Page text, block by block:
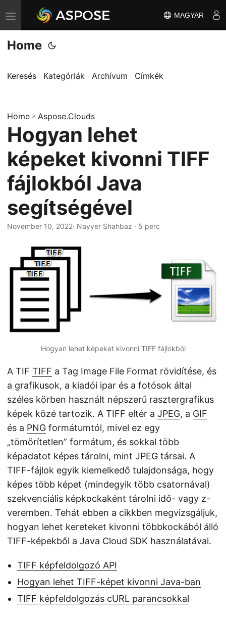
T
o
g
l
a
v
i
g
a
i
o
n
MAGYAR
Home
Keresés Kategóriák Archívum Címkék
Home » Aspose.Clouds
Hogyan lehet
képeket kivonni TIFF
fájlokból Java
segítségével
November 10, 2022· Nayyer Shahbaz · 5 perc
Hogyan lehet képeket kivonni TIFF fájlokból
A TIF TIFF a Tag Image File Format rövidítése, és
a grafikusok, a kiadói ipar és a fotósok által
széles körben használt népszerű rasztergrafikus
képek közé tartozik. A TIFF eltér a JPEG, a GIF
és a PNG formátumtól, mivel ez egy
„tömörítetlen” formátum, és sokkal több
képadatot képes tárolni, mint JPEG társai. A
TIFF-fájlok egyik kiemelkedő tulajdonsága, hogy
képes több képet (mindegyik több csatornával)
szekvenciális képkockaként tárolni idő- vagy z-
veremben. Tehát ebben a cikkben megvizsgáljuk,
hogyan lehet kereteket kivonni többkockából álló
TIFF-képekből a Java Cloud SDK használatával.
TIFF képfeldolgozó API
Hogyan lehet TIFF-képet kivonni Java-ban
TIFF képfeldolgozás cURL parancsokkal